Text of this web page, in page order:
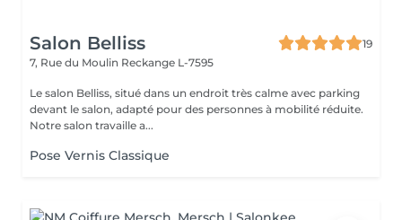
Salon Belliss
19
7, Rue du Moulin Reckange L-7595
Le salon Belliss, situé dans un endroit très calme avec parking
devant le salon, adapté pour des personnes à mobilité réduite.
Notre salon travaille a...
Pose Vernis Classique